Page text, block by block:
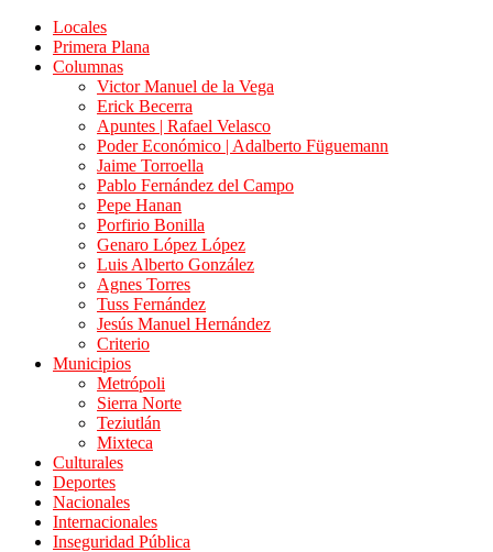
Locales
Primera Plana
Columnas
Victor Manuel de la Vega
Erick Becerra
Apuntes | Rafael Velasco
Poder Económico | Adalberto Füguemann
Jaime Torroella
Pablo Fernández del Campo
Pepe Hanan
Porfirio Bonilla
Genaro López López
Luis Alberto González
Agnes Torres
Tuss Fernández
Jesús Manuel Hernández
Criterio
Municipios
Metrópoli
Sierra Norte
Teziutlán
Mixteca
Culturales
Deportes
Nacionales
Internacionales
Inseguridad Pública